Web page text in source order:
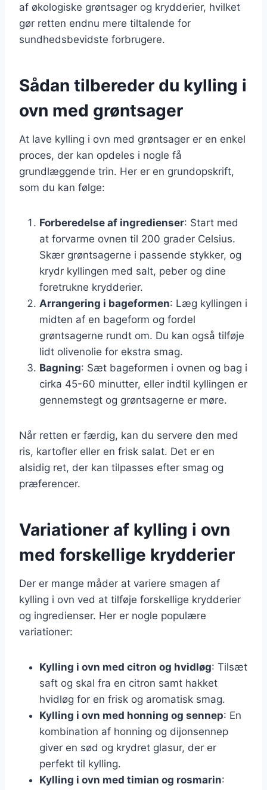
af økologiske grøntsager og krydderier, hvilket
gør retten endnu mere tiltalende for
sundhedsbevidste forbrugere.
Sådan tilbereder du kylling i
ovn med grøntsager
At lave kylling i ovn med grøntsager er en enkel
proces, der kan opdeles i nogle få
grundlæggende trin. Her er en grundopskrift,
som du kan følge:
Forberedelse af ingredienser: Start med
at forvarme ovnen til 200 grader Celsius.
Skær grøntsagerne i passende stykker, og
krydr kyllingen med salt, peber og dine
foretrukne krydderier.
Arrangering i bageformen: Læg kyllingen i
midten af en bageform og fordel
grøntsagerne rundt om. Du kan også tilføje
lidt olivenolie for ekstra smag.
Bagning: Sæt bageformen i ovnen og bag i
cirka 45-60 minutter, eller indtil kyllingen er
gennemstegt og grøntsagerne er møre.
Når retten er færdig, kan du servere den med
ris, kartofler eller en frisk salat. Det er en
alsidig ret, der kan tilpasses efter smag og
præferencer.
Variationer af kylling i ovn
med forskellige krydderier
Der er mange måder at variere smagen af
kylling i ovn ved at tilføje forskellige krydderier
og ingredienser. Her er nogle populære
variationer:
Kylling i ovn med citron og hvidløg: Tilsæt
saft og skal fra en citron samt hakket
hvidløg for en frisk og aromatisk smag.
Kylling i ovn med honning og sennep: En
kombination af honning og dijonsennep
giver en sød og krydret glasur, der er
perfekt til kylling.
Kylling i ovn med timian og rosmarin: